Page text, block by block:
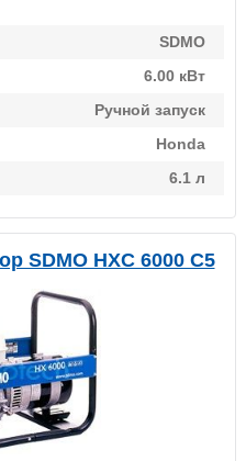
SDMO
6.00 кВт
Ручной запуск
Honda
6.1 л
SDMO HXC 6000 C5